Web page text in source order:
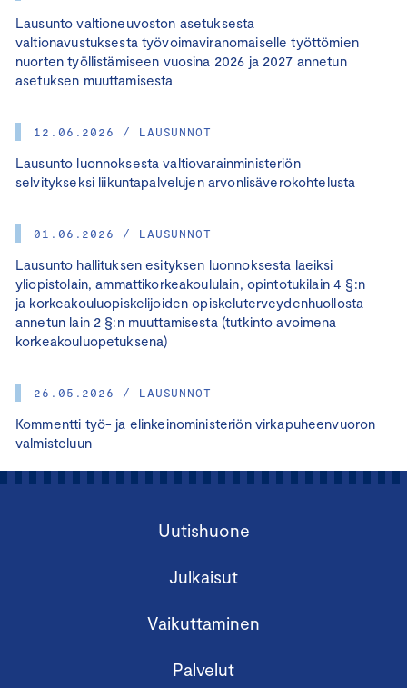
Lausunto valtioneuvoston asetuksesta
valtionavustuksesta työvoimaviranomaiselle työttömien
nuorten työllistämiseen vuosina 2026 ja 2027 annetun
asetuksen muuttamisesta
12.06.2026 / LAUSUNNOT
Lausunto luonnoksesta valtiovarainministeriön
selvitykseksi liikuntapalvelujen arvonlisäverokohtelusta
01.06.2026 / LAUSUNNOT
Lausunto hallituksen esityksen luonnoksesta laeiksi
yliopistolain, ammattikorkeakoululain, opintotukilain 4 §:n
ja korkeakouluopiskelijoiden opiskeluterveydenhuollosta
annetun lain 2 §:n muuttamisesta (tutkinto avoimena
korkeakouluopetuksena)
26.05.2026 / LAUSUNNOT
Kommentti työ- ja elinkeinoministeriön virkapuheenvuoron
valmisteluun
Uutishuone
Julkaisut
Vaikuttaminen
Palvelut